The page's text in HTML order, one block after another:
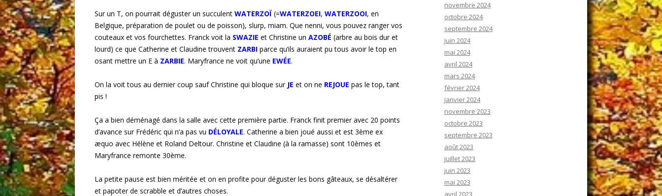
Sur un T, on pourrait déguster un succulent WATERZOÏ (=WATERZOEI, WATERZOOI, en
Belgique, préparation de poulet ou de poisson), slurp, miam. Que nenni, vous pouvez ranger vos
couteaux et vos fourchettes. Franck voit la SWAZIE et Christine un AZOBÉ (arbre au bois dur et
lourd) ce que Catherine et Claudine trouvent ZARBI parce qu’ils auraient pu tous avoir le top en
osant mettre un E à ZARBIE. Maryfrance ne voit qu’une EWÉE.
On la voit tous au dernier coup sauf Christine qui bloque sur JE et on ne REJOUE pas le top, tant
pis !
Ça a bien déménagé dans la salle avec cette première partie. Franck finit premier avec 20 points
d’avance sur Frédéric qui n’a pas vu DÉLOYALE. Catherine a bien joué aussi et est 3ème ex
æquo avec Hélène et Roland Deltour. Christine et Claudine (à la ramasse) sont 10èmes et
Maryfrance remonte 30ème.
La petite pause est bien méritée et on en profite pour déguster les bons gâteaux, se désaltérer
et papoter de scrabble et d’autres choses.
novembre 2024
octobre 2024
septembre 2024
juin 2024
mai 2024
avril 2024
mars 2024
février 2024
janvier 2024
novembre 2023
octobre 2023
septembre 2023
août 2023
juillet 2023
juin 2023
mai 2023
avril 2023